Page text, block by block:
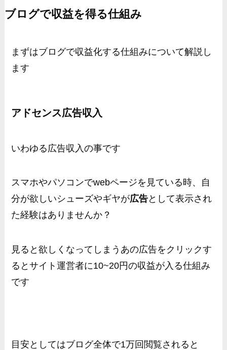
ブログで収益を得る仕組み
まずはブログで収益化する仕組みについて解説し
ます
アドセンス広告収入
いわゆる広告収入の事です
スマホやパソコンでwebページを見ている時、自
分が欲しいシューズやギヤが広告として表示され
た経験はありませんか？
見ると欲しくなってしまうあの広告をクリックす
るとサイト運営者に10~20円の収益が入る仕組み
です
目安としてはブログ全体で1万回閲覧されると